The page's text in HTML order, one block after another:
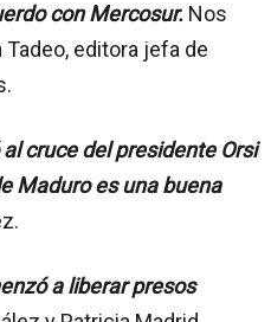
con Mercosur. Nos
editora jefa de
cruce del presidente Orsi
Maduro es una buena
a liberar presos